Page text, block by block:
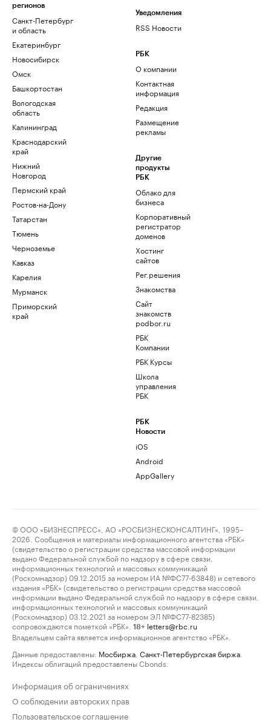
регионов
Санкт-Петербург
и область
Екатеринбург
Новосибирск
Омск
Башкортостан
Вологодская
область
Калининград
Краснодарский
край
Нижний
Новгород
Пермский край
Ростов-на-Дону
Татарстан
Тюмень
Черноземье
Кавказ
Карелия
Мурманск
Приморский
край
Уведомления
RSS Новости
РБК
О компании
Контактная
информация
Редакция
Размещение
рекламы
Другие
продукты
РБК
Облако для
бизнеса
Корпоративный
регистратор
доменов
Хостинг
сайтов
Рег.решения
Знакомства
Сайт
знакомств
podbor.ru
РБК
Компании
РБК Курсы
Школа
управления
РБК
РБК
Новости
iOS
Android
AppGallery
© ООО «БИЗНЕСПРЕСС», АО «РОСБИЗНЕСКОНСАЛТИНГ», 1995–
2026. Сообщения и материалы информационного агентства «РБК»
(свидетельство о регистрации средства массовой информации
выдано Федеральной службой по надзору в сфере связи,
информационных технологий и массовых коммуникаций
(Роскомнадзор) 09.12.2015 за номером ИА №ФС77-63848) и сетевого
издания «РБК» (свидетельство о регистрации средства массовой
информации выдано Федеральной службой по надзору в сфере связи,
информационных технологий и массовых коммуникаций
(Роскомнадзор) 03.12.2021 за номером ЭЛ №ФС77-82385)
сопровождаются пометкой «РБК».
18+ letters@rbc.ru
Владельцем сайта является информационное агентство «РБК».
Данные предоставлены: Мосбиржа Санкт-Петербургская биржа
Индексы облигаций предоставлены Cbonds.
Информация об ограничениях
О соблюдении авторских прав
Пользовательское соглашение